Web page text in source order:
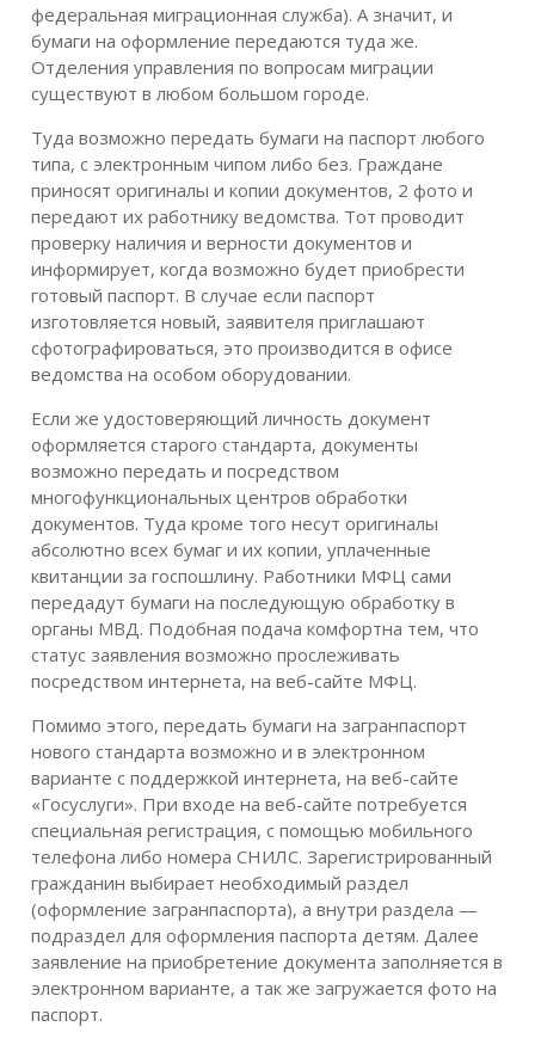
федеральная миграционная служба). А значит, и
бумаги на оформление передаются туда же.
Отделения управления по вопросам миграции
существуют в любом большом городе.
Туда возможно передать бумаги на паспорт любого
типа, с электронным чипом либо без. Граждане
приносят оригиналы и копии документов, 2 фото и
передают их работнику ведомства. Тот проводит
проверку наличия и верности документов и
информирует, когда возможно будет приобрести
готовый паспорт. В случае если паспорт
изготовляется новый, заявителя приглашают
сфотографироваться, это производится в офисе
ведомства на особом оборудовании.
Если же удостоверяющий личность документ
оформляется старого стандарта, документы
возможно передать и посредством
многофункциональных центров обработки
документов. Туда кроме того несут оригиналы
абсолютно всех бумаг и их копии, уплаченные
квитанции за госпошлину. Работники МФЦ сами
передадут бумаги на последующую обработку в
органы МВД. Подобная подача комфортна тем, что
статус заявления возможно прослеживать
посредством интернета, на веб-сайте МФЦ.
Помимо этого, передать бумаги на загранпаспорт
нового стандарта возможно и в электронном
варианте с поддержкой интернета, на веб-сайте
«Госуслуги». При входе на веб-сайте потребуется
специальная регистрация, с помощью мобильного
телефона либо номера СНИЛС. Зарегистрированный
гражданин выбирает необходимый раздел
(оформление загранпаспорта), а внутри раздела —
подраздел для оформления паспорта детям. Далее
заявление на приобретение документа заполняется в
электронном варианте, а так же загружается фото на
паспорт.